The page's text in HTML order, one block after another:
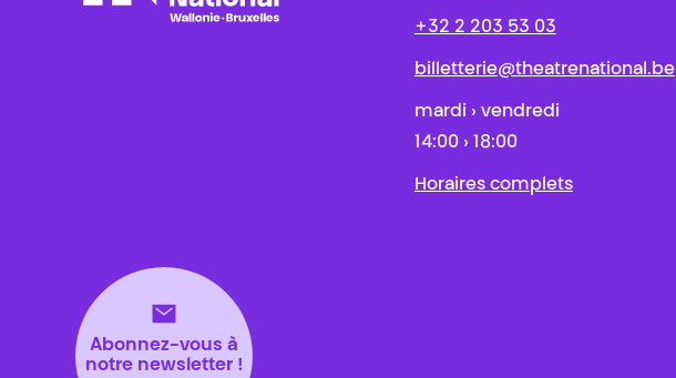
Abonnez-vous à
notre newsletter !
+32 2 203 53 03
billetterie@theatrenational.be
mardi › vendredi
14:00 › 18:00
Horaires complets